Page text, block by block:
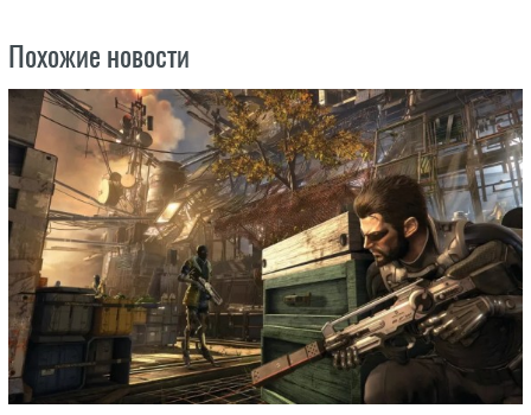
Похожие новости